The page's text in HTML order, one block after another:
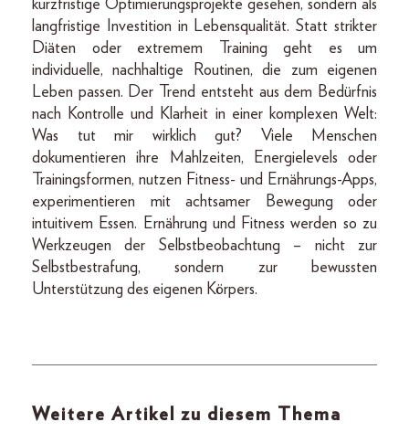
kurzfristige Optimierungsprojekte gesehen, sondern als
langfristige Investition in Lebensqualität. Statt strikter
Diäten oder extremem Training geht es um
individuelle, nachhaltige Routinen, die zum eigenen
Leben passen. Der Trend entsteht aus dem Bedürfnis
nach Kontrolle und Klarheit in einer komplexen Welt:
Was tut mir wirklich gut? Viele Menschen
dokumentieren ihre Mahlzeiten, Energielevels oder
Trainingsformen, nutzen Fitness- und Ernährungs-Apps,
experimentieren mit achtsamer Bewegung oder
intuitivem Essen. Ernährung und Fitness werden so zu
Werkzeugen der Selbstbeobachtung – nicht zur
Selbstbestrafung, sondern zur bewussten
Unterstützung des eigenen Körpers.
Weitere Artikel zu diesem Thema